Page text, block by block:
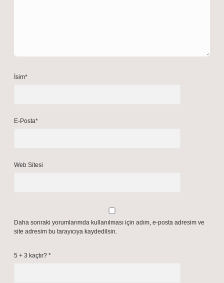
İsim*
E-Posta*
Web Sitesi
Daha sonraki yorumlarımda kullanılması için adım, e-posta adresim ve
site adresim bu tarayıcıya kaydedilsin.
5 + 3 kaçtır? *